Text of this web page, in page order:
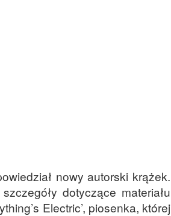
nowy autorski krążek.
dotyczące materiału
Electric’, piosenka, której